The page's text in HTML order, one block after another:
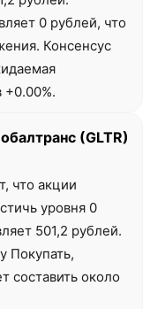
0 рублей, что
Консенсус
+0.00%.
(GLTR)
что акции
уровня 0
501,2 рублей.
Покупать,
составить около